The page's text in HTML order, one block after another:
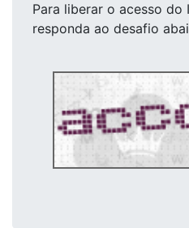
Para liberar o acesso do
responda ao desafio